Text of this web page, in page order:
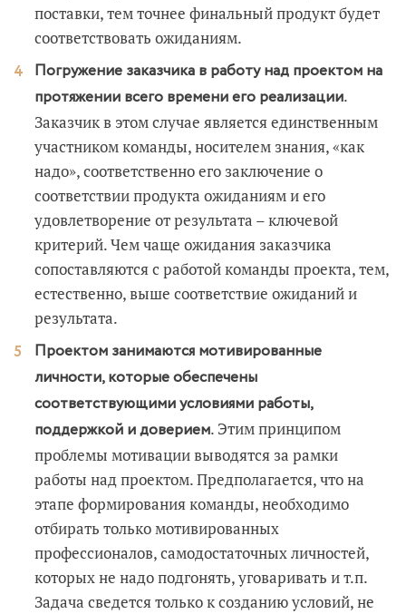
поставки, тем точнее финальный продукт будет
соответствовать ожиданиям.
Погружение заказчика в работу над проектом на
протяжении всего времени его реализации.
Заказчик в этом случае является единственным
участником команды, носителем знания, «как
надо», соответственно его заключение о
соответствии продукта ожиданиям и его
удовлетворение от результата – ключевой
критерий. Чем чаще ожидания заказчика
сопоставляются с работой команды проекта, тем,
естественно, выше соответствие ожиданий и
результата.
Проектом занимаются мотивированные
личности, которые обеспечены
соответствующими условиями работы,
поддержкой и доверием. Этим принципом
проблемы мотивации выводятся за рамки
работы над проектом. Предполагается, что на
этапе формирования команды, необходимо
отбирать только мотивированных
профессионалов, самодостаточных личностей,
которых не надо подгонять, уговаривать и т.п.
Задача сведется только к созданию условий, не